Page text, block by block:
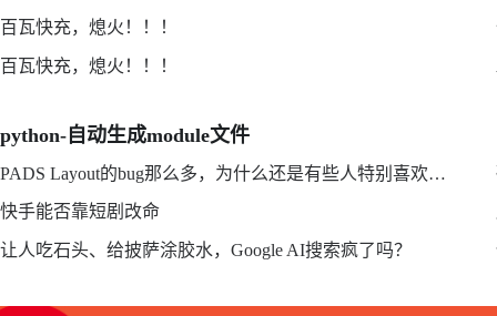
百瓦快充，熄火！！！
百瓦快充，熄火！！！
python-自动生成module文件
PADS Layout的bug那么多，为什么还是有些人特别喜欢用？
快手能否靠短剧改命
让人吃石头、给披萨涂胶水，Google AI搜索疯了吗？